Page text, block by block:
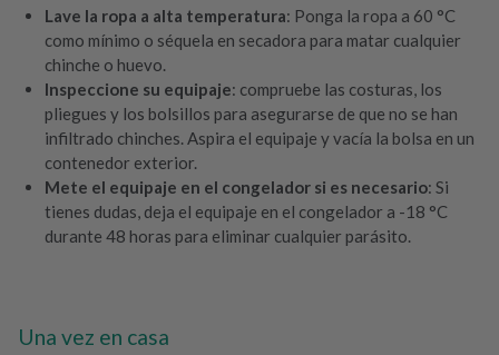
Lave la ropa a alta temperatura: Ponga la ropa a 60 °C
como mínimo o séquela en secadora para matar cualquier
chinche o huevo.
Inspeccione su equipaje: compruebe las costuras, los
pliegues y los bolsillos para asegurarse de que no se han
infiltrado chinches. Aspira el equipaje y vacía la bolsa en un
contenedor exterior.
Mete el equipaje en el congelador si es necesario: Si
tienes dudas, deja el equipaje en el congelador a -18 °C
durante 48 horas para eliminar cualquier parásito.
Una vez en casa